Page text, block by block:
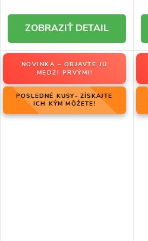
DETAIL
NOVINKA – OBJAVTE JU
MEDZI PRVÝMI!
POSLEDNÉ KUSY- ZÍSKAJTE
ICH KÝM MÔŽETE!